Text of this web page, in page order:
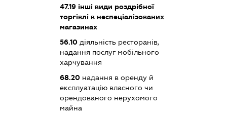
47.19інші види роздрібної
торгівлі в неспеціалізованих
магазинах
56.10діяльність ресторанів,
надання послуг мобільного
харчування
68.20надання в оренду й
експлуатацію власного чи
орендованого нерухомого
майна